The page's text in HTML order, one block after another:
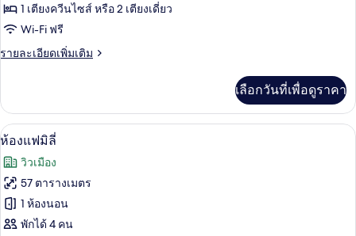
ลัก
ซ์ชัว
รี่
1 เตียงควีนไซส์ หรือ 2 เตียงเดี่ยว
Wi-Fi ฟรี
รายละเอียดเพิ่มเติม
ราย
เกี่ยว
กับ
ห้อง
ซ์ชัว
รี่
เลือกวันที่เพื่อดูราคา
เปิด
ภาพถ่าย
ทั้งหมด
ของ
ห้อง
ห้องแฟมิลี่ | เตียงเมมโมรีโฟม, ตู้นิรภั
8
ห้องแฟมิลี่
วิวเมือง
57 ตารางเมตร
1 ห้องนอน
พักได้ 4 คน